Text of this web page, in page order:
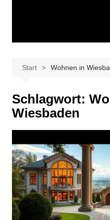
Start Wohnen in
Schlagwort:
Wiesbaden